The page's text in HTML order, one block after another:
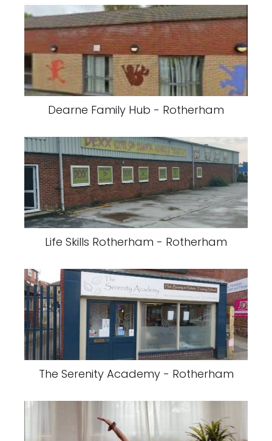
Dearne Family Hub - Rotherham
Life Skills Rotherham - Rotherham
The Serenity Academy - Rotherham